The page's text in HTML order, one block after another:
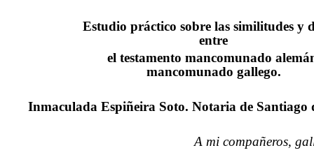
Estudio práctico sobre las similitudes y
entre
el testamento mancomunado
mancomunado gallego.
Inmaculada Espiñeira Soto. Notaria de Santiago
A mi compañeros,